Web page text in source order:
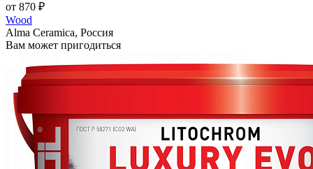
от 870 ₽
Wood
Alma Ceramica, Россия
Вам может пригодиться